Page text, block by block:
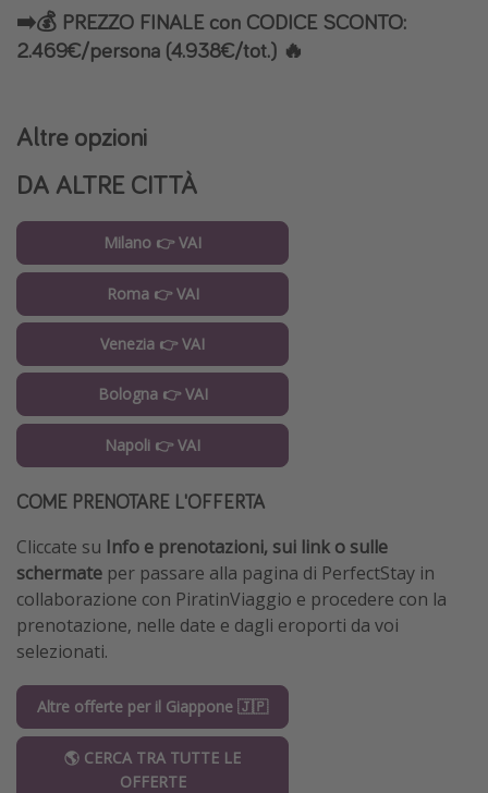
➡️💰 PREZZO FINALE con CODICE SCONTO:
2.469€/persona (4.938€/tot.) 🔥
Altre opzioni
DA ALTRE CITTÀ
Milano 👉 VAI
Roma 👉 VAI
Venezia 👉 VAI
Bologna 👉 VAI
Napoli 👉 VAI
COME PRENOTARE L'OFFERTA
Cliccate su Info e prenotazioni, sui link o sulle
schermate per passare alla pagina di PerfectStay in
collaborazione con PiratinViaggio e procedere con la
prenotazione, nelle date e dagli eroporti da voi
selezionati.
Altre offerte per il Giappone 🇯🇵
🌎 CERCA TRA TUTTE LE
OFFERTE